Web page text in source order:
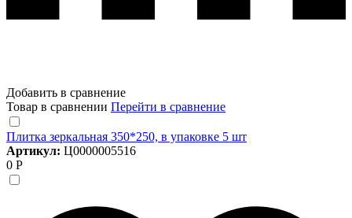
Добавить в сравнение
Товар в сравнении Перейти в сравнение
Плитка зеркальная 350*250, в упаковке 5 шт
Артикул: Ц0000005516
0 Р